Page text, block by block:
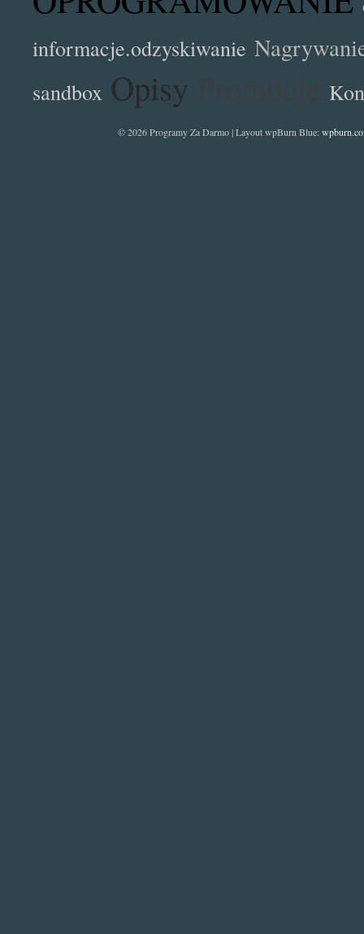
informacje.odzyskiwanie
sandbox Opisy
© 2026 Programy Za Darmo | Layout wpBurn Blue: